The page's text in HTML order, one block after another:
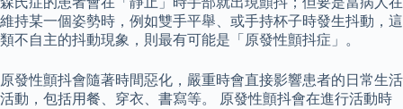
維持某一個姿勢時，例如雙手平舉、或手持杯子時發生抖動，這
類不自主的抖動現象，則最有可能是「原發性顫抖症」。
原發性顫抖會隨著時間惡化，嚴重時會直接影響患者的日常生活
活動，包括用餐、穿衣、書寫等。 原發性顫抖會在進行活動時